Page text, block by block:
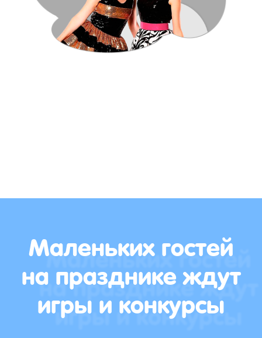
Маленьких гостей
на празднике ждут
игры и конкурсы